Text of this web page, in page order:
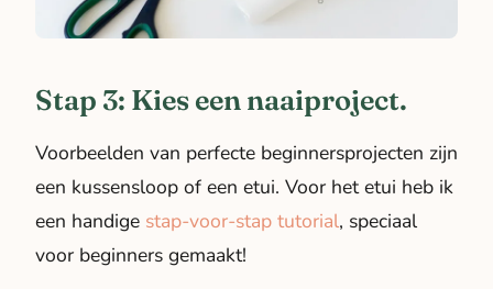
Stap 3: Kies een naaiproject.
Voorbeelden van perfecte beginnersprojecten zijn
een kussensloop of een etui. Voor het etui heb ik
een handige stap-voor-stap tutorial, speciaal
voor beginners gemaakt!